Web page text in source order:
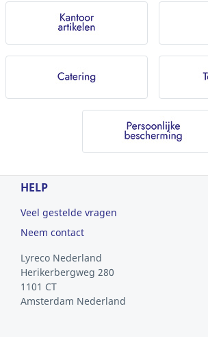
HELP
Veel gestelde vragen
Neem contact
Lyreco Nederland
Herikerbergweg 280
1101 CT
Amsterdam Nederland